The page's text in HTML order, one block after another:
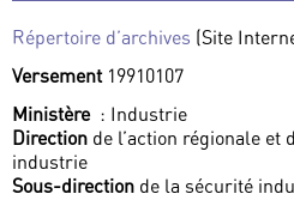
Répertoire d’archives (Site
Versement19910107
Ministère : Industrie
Direction de l’action régionale et
industrie
Sous-direction de la sécurité